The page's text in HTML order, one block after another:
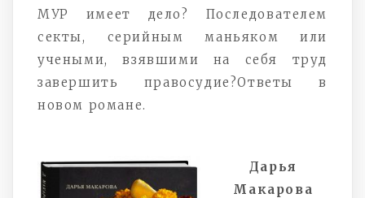
МУР имеет дело? Последователем
секты, серийным маньяком или
учеными, взявшими на себя труд
завершить правосудие?Ответы в
новом романе.
Дарья
Макарова